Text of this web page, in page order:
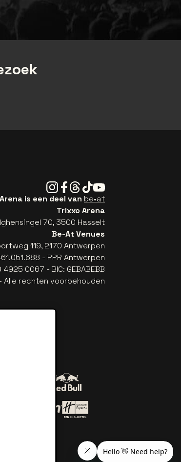
Instagram
Facebook
Threads
TiktokYoutube
is een deel van be•at
Trixxo Arena
70, 3500 Hasselt
Be-At Venues
119, 2170 Antwerpen
- RPR Antwerpen
0067 - BIC: GEBABEBB
Alle rechten voorbehouden
van Coca-Cola
off-white
van Croky
website van Holiday Inn